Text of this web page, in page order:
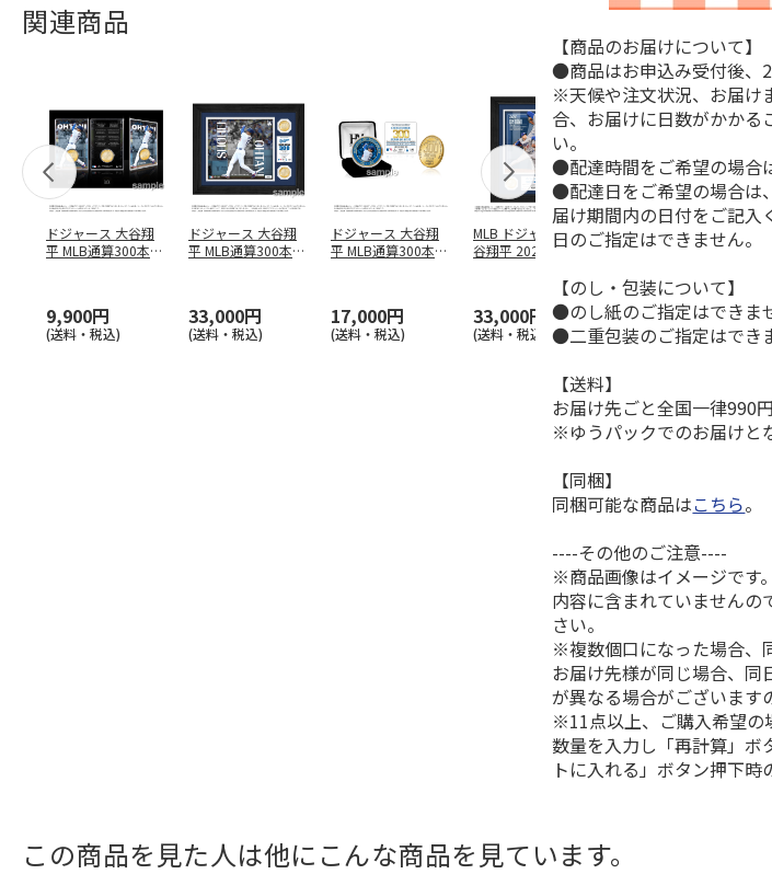
関連商品
ドジャース 大谷翔
平 MLB通算300本塁
9,900円
(送料・税込)
ドジャース 大谷翔
平 MLB通算300本塁
33,000円
(送料・税込)
ドジャース 大谷翔
平 MLB通算300本塁
17,000円
(送料・税込)
MLB ドジャース 大
谷翔平 2026 NL 3・
33,000円
(送料・税込)
ドジャース 大谷翔
平 日本人最多53試
ブ…
33,000円
(送料・税込) (
【商品のお届けについて】
●商品はお申込み受付後、2
※天候や注文状況、お届け
合、お届けに日数がかかる
い。
●配達時間をご希望の場合
●配達日をご希望の場合は
届け期間内の日付をご記入
日のご指定はできません。
【のし・包装について】
●のし紙のご指定はできま
●二重包装のご指定はでき
【送料】
お届け先ごと全国一律990円
※ゆうパックでのお届けと
【同梱】
同梱可能な商品はこちら。
----その他のご注意----
※商品画像はイメージです
内容に含まれていませんの
さい。
※複数個口になった場合、
お届け先様が同じ場合、同
が異なる場合がございます
※11点以上、ご購入希望の
数量を入力し「再計算」ボ
トに入れる」ボタン押下時
この商品を見た人は他にこんな商品を見ています。